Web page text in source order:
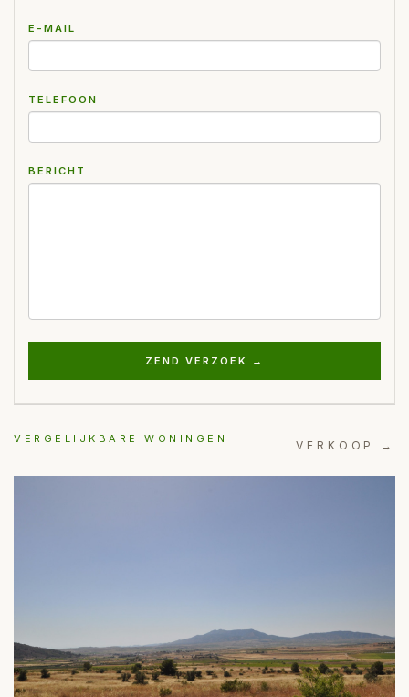
E-MAIL
TELEFOON
BERICHT
ZEND VERZOEK →
VERGELIJKBARE WONINGEN VERKOOP →